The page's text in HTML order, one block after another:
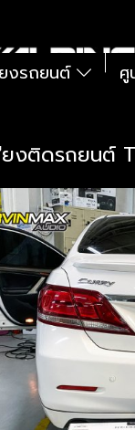
งรถยนต์ ศู
ยงติดรถยนต์